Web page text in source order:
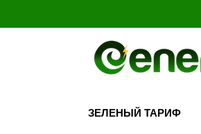
ЗЕЛЕНЫЙ ТАРИФ